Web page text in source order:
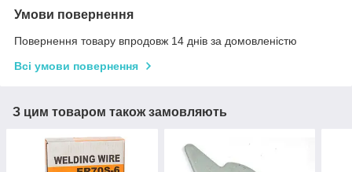
Умови повернення
Повернення товару впродовж 14 днів за домовленістю
Всі умови повернення
З цим товаром також замовляють